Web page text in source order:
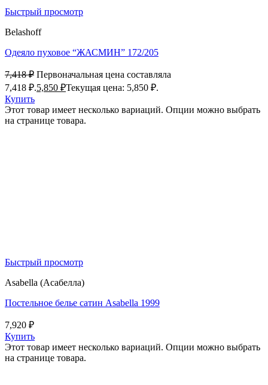
Быстрый просмотр
Belashoff
Одеяло пуховое “ЖАСМИН” 172/205
7,418₽ Первоначальная цена составляла
7,418 ₽.5,850 ₽Текущая цена: 5,850 ₽.
Купить
Этот товар имеет несколько вариаций. Опции можно выбрать
на странице товара.
Быстрый просмотр
Asabella (Асабелла)
Постельное белье сатин Asabella 1999
7,920 ₽
Купить
Этот товар имеет несколько вариаций. Опции можно выбрать
на странице товара.